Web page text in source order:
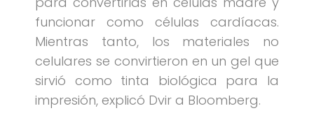
funcionar como células cardíacas.
Mientras tanto, los materiales no
celulares se convirtieron en un gel que
sirvió como tinta biológica para la
impresión, explicó Dvir a Bloomberg.